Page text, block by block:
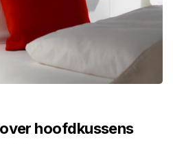
hoofdkussens